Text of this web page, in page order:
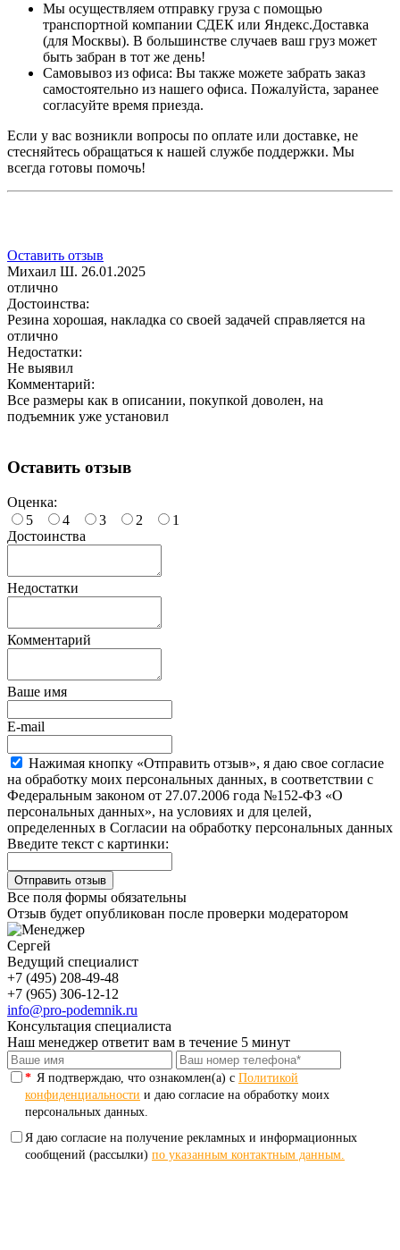
Мы осуществляем отправку груза с помощью
транспортной компании СДЕК или Яндекс.Доставка
(для Москвы). В большинстве случаев ваш груз может
быть забран в тот же день!
Самовывоз из офиса: Вы также можете забрать заказ
самостоятельно из нашего офиса. Пожалуйста, заранее
согласуйте время приезда.
Если у вас возникли вопросы по оплате или доставке, не
стесняйтесь обращаться к нашей службе поддержки. Мы
всегда готовы помочь!
Оставить отзыв
Михаил Ш. 26.01.2025
отлично
Достоинства:
Резина хорошая, накладка со своей задачей справляется на
отлично
Недостатки:
Не выявил
Комментарий:
Все размеры как в описании, покупкой доволен, на
подъемник уже установил
Оставить отзыв
Оценка:
5
4 3 2
1
Достоинства
Недостатки
Комментарий
Ваше имя
E-mail
Нажимая кнопку «Отправить отзыв», я даю свое согласие
на обработку моих персональных данных, в соответствии с
Федеральным законом от 27.07.2006 года №152-ФЗ «О
персональных данных», на условиях и для целей,
определенных в Согласии на обработку персональных данных
Введите текст с картинки:
Все поля формы обязательны
Отзыв будет опубликован после проверки модератором
Сергей
Ведущий специалист
+7 (495) 208-49-48
+7 (965) 306-12-12
info@pro-podemnik.ru
Консультация специалиста
Наш менеджер ответит вам в течение 5 минут
* Я подтверждаю, что ознакомлен(а) с Политикой
конфиденциальности и даю согласие на обработку моих
персональных данных.
Я даю согласие на получение рекламных и информационных
сообщений (рассылки) по указанным контактным данным.